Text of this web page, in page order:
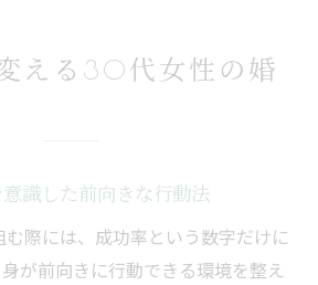
える30代女性の婚
識した前向きな行動法
際には、成功率という数字だけに
が前向きに行動できる環境を整え